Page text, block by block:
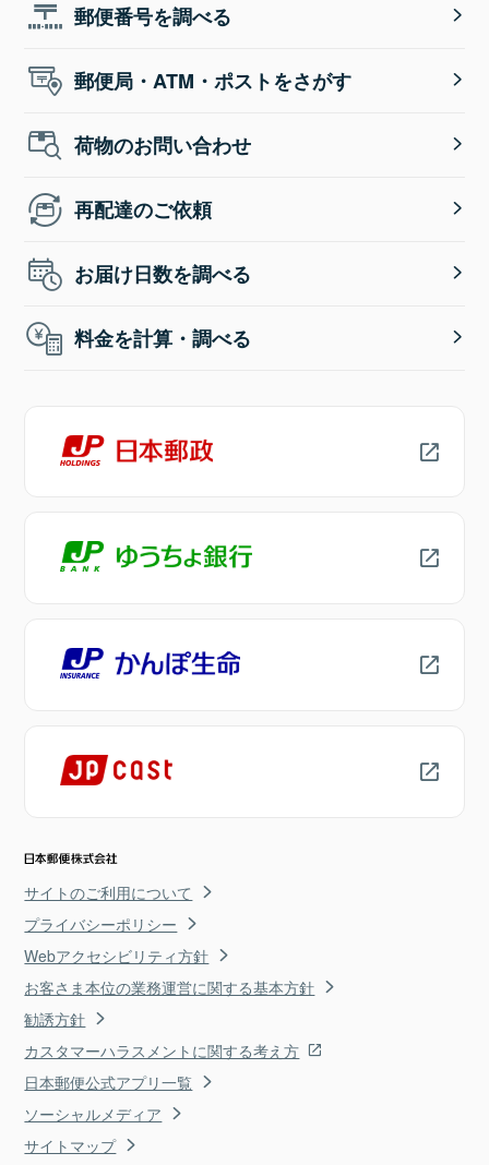
郵便番号を調べる
郵便局・ATM・ポストをさがす
荷物のお問い合わせ
再配達のご依頼
お届け日数を調べる
料金を計算・調べる
サイトのご利用について
プライバシーポリシー
Webアクセシビリティ方針
お客さま本位の業務運営に関する基本方針
勧誘方針
カスタマーハラスメントに関する考え方
日本郵便公式アプリ一覧
ソーシャルメディア
サイトマップ